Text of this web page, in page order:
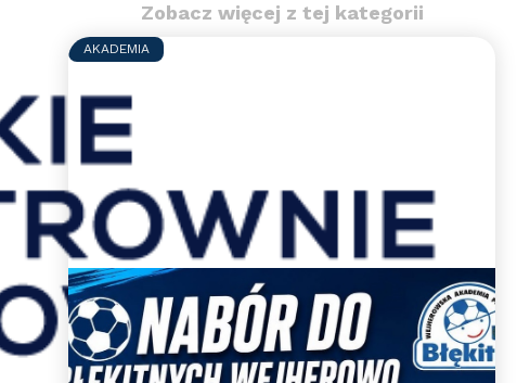
Zobacz więcej z tej kategorii
AKADEMIA
Nabory uzupełniające do
WAPN Błękitni Wejherowo
Zapraszamy do gry w WAPN Błękitni